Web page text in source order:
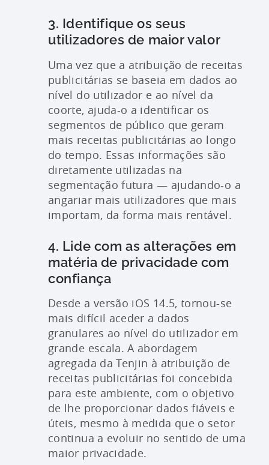
3. Identifique os seus
utilizadores de maior valor
Uma vez que a atribuição de receitas
publicitárias se baseia em dados ao
nível do utilizador e ao nível da
coorte, ajuda-o a identificar os
segmentos de público que geram
mais receitas publicitárias ao longo
do tempo. Essas informações são
diretamente utilizadas na
segmentação futura — ajudando-o a
angariar mais utilizadores que mais
importam, da forma mais rentável.
4. Lide com as alterações em
matéria de privacidade com
confiança
Desde a versão iOS 14.5, tornou-se
mais difícil aceder a dados
granulares ao nível do utilizador em
grande escala. A abordagem
agregada da Tenjin à atribuição de
receitas publicitárias foi concebida
para este ambiente, com o objetivo
de lhe proporcionar dados fiáveis e
úteis, mesmo à medida que o setor
continua a evoluir no sentido de uma
maior privacidade.